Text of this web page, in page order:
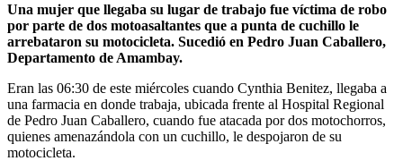
Una mujer que llegaba su lugar de trabajo fue víctima de robo
por parte de dos motoasaltantes que a punta de cuchillo le
arrebataron su motocicleta. Sucedió en Pedro Juan Caballero,
Departamento de Amambay.
Eran las 06:30 de este miércoles cuando Cynthia Benitez, llegaba a
una farmacia en donde trabaja, ubicada frente al Hospital Regional
de Pedro Juan Caballero, cuando fue atacada por dos motochorros,
quienes amenazándola con un cuchillo, le despojaron de su
motocicleta.